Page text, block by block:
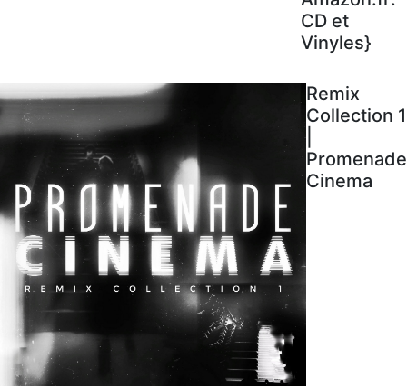
CD et
Vinyles}
Remix
Collection 1
Promenade
Cinema